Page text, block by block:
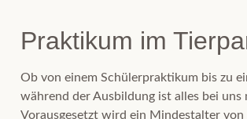
Praktikum im
Ob von einem Schülerpraktikum bis zu
während der Ausbildung ist alles bei uns
Vorausgesetzt wird ein Mindestalter von